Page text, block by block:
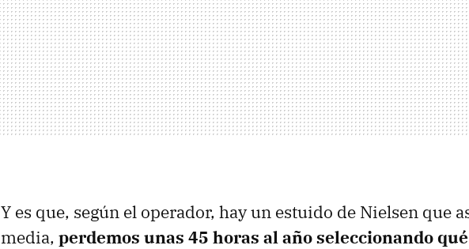
Y es que, según el operador, hay un estuido de Nielsen que
media, perdemos unas 45 horas al año seleccionando